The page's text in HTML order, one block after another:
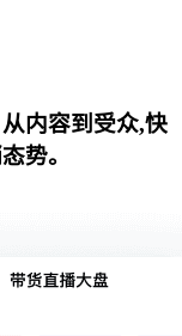
内容到受众,快
势。